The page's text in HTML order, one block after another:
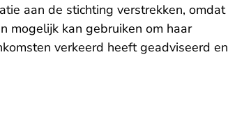
aan de stichting verstrekken, omdat
mogelijk kan gebruiken om haar
verkeerd heeft geadviseerd en